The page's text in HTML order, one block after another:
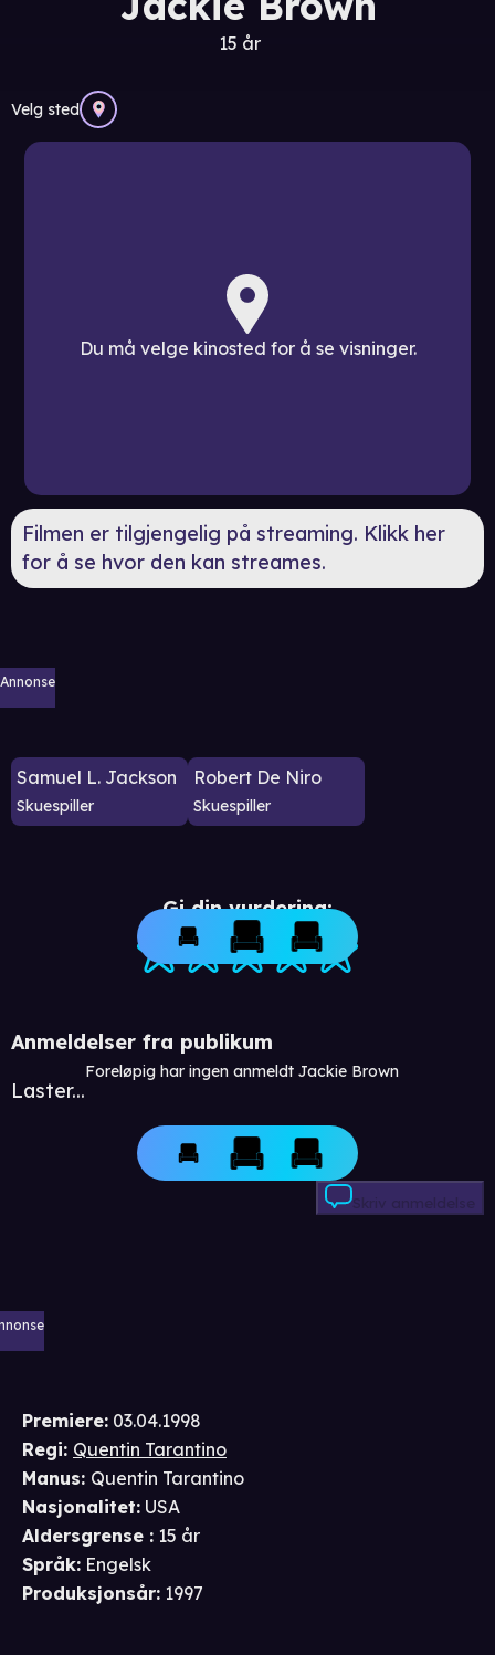
15 år
Velg sted
Du må velge kinosted for å se visninger.
Filmen er tilgjengelig på streaming. Klikk her
for å se hvor den kan streames.
Annonse
Samuel L. Jackson
Skuespiller
Robert De Niro
Skuespiller
Gi din vurdering:
Anmeldelser fra publikum
Laster...
Foreløpig har ingen anmeldt Jackie Brown
Skriv anmeldelse
Premiere: 03.04.1998
Regi: Quentin Tarantino
Manus: Quentin Tarantino
Nasjonalitet: USA
Aldersgrense : 15 år
Språk: Engelsk
Produksjonsår: 1997